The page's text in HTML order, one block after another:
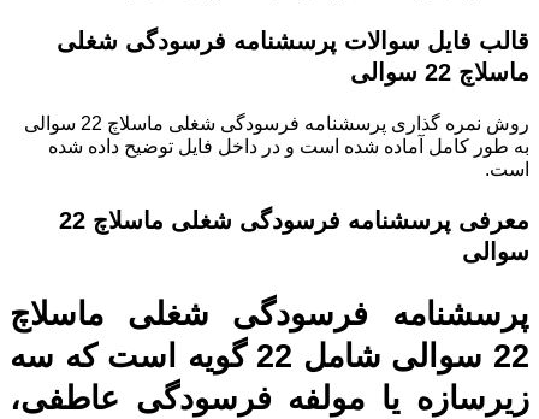
قالب فایل سوالات پرسشنامه فرسودگی شغلی
ماسلاچ 22 سوالی
روش نمره گذاری پرسشنامه فرسودگی شغلی ماسلاچ 22 سوالی
به طور کامل آماده شده است و در داخل فایل توضیح داده شده
است.
معرفی
پرسشنامه فرسودگی شغلی ماسلاچ 22
سوالی
پرسشنامه فرسودگی شغلی ماسلاچ
22 سوالی شامل 22 گویه است که سه
زیرسازه یا مولفه فرسودگی عاطفی،